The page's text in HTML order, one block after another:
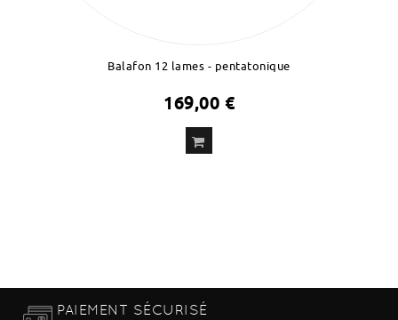
Balafon 12 lames - pentatonique
169,00 €
PAIEMENT SÉCURISÉ